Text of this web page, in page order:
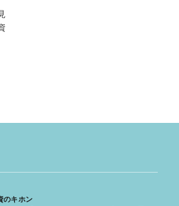
のキホン